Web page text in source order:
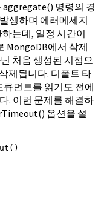
명령의 경
생하며 에러메세지
는데, 일정 시간이
MongoDB에서 삭제
처음 생성된 시점으
제됩니다. 디폴트 타
먼트를 읽기도 전에
. 이런 문제를 해결하
옵션을 설